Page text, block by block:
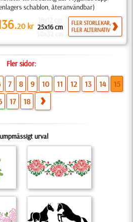
schablon, återanvändbar)
20 kr 25x16 cm
FLER STORLEKAR,
FLER ALTERNATIV
Fler sidor:
7 8 9 10 11 12 13 14
15
17 18
urval